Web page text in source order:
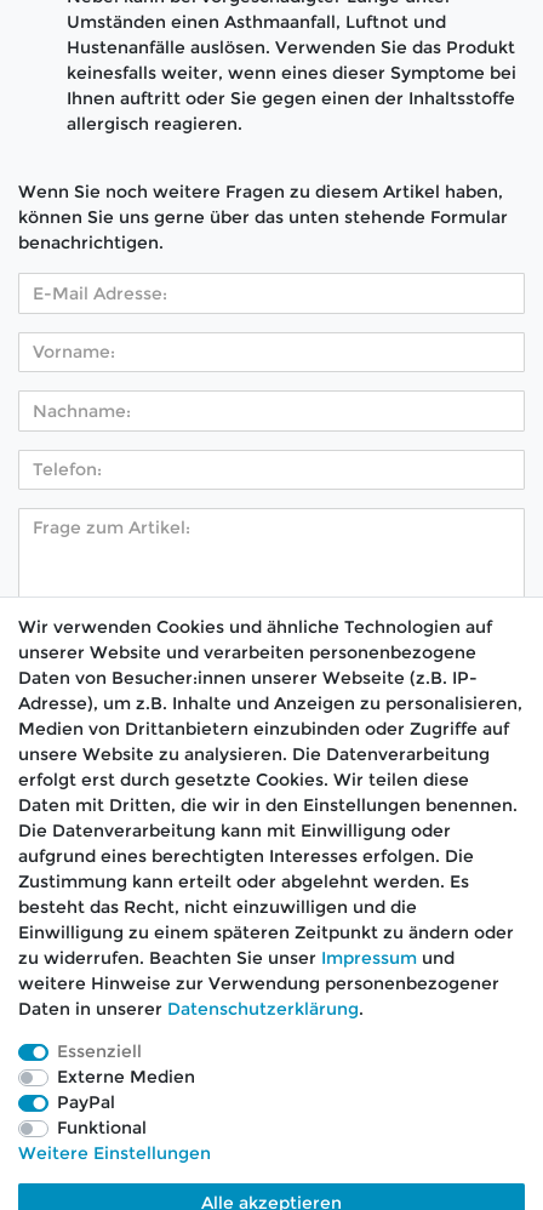
Umständen einen Asthmaanfall, Luftnot und
Hustenanfälle auslösen. Verwenden Sie das Produkt
keinesfalls weiter, wenn eines dieser Symptome bei
Ihnen auftritt oder Sie gegen einen der Inhaltsstoffe
allergisch reagieren.
Wenn Sie noch weitere Fragen zu diesem Artikel haben,
können Sie uns gerne über das unten stehende Formular
benachrichtigen.
Hiermit bestätige ich, dass ich dieDaten­schutz­
erklärung gelesen habe. *
Absenden
🚚 Schneller Versand
📦 Kostenloser Versand ab 75 €
📞 Kostenlose Beratung per Telefon &
WhatsApp
Impressum
Barrierefreiheitserklärung
Wir verwenden Cookies und ähnliche Technologien auf
unserer Website und verarbeiten personenbezogene
Daten von Besucher:innen unserer Webseite (z.B. IP-
Adresse), um z.B. Inhalte und Anzeigen zu personalisieren,
Medien von Drittanbietern einzubinden oder Zugriffe auf
unsere Website zu analysieren. Die Datenverarbeitung
erfolgt erst durch gesetzte Cookies. Wir teilen diese
Daten mit Dritten, die wir in den Einstellungen benennen.
Die Datenverarbeitung kann mit Einwilligung oder
aufgrund eines berechtigten Interesses erfolgen. Die
Zustimmung kann erteilt oder abgelehnt werden. Es
besteht das Recht, nicht einzuwilligen und die
Einwilligung zu einem späteren Zeitpunkt zu ändern oder
zu widerrufen. Beachten Sie unser Impressum und
weitere Hinweise zur Verwendung personenbezogener
Daten in unserer Daten­schutz­erklärung.
Essenziell
Externe Medien
PayPal
Funktional
Weitere Einstellungen
Alle akzeptieren